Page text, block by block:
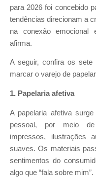
para 2026 foi concebido
tendências direcionam a
na conexão emocional
afirma.
A seguir, confira os sete
marcar o varejo de
1. Papelaria afetiva
A papelaria afetiva
pessoal, por meio de
impressos, ilustrações
suaves. Os materiais
sentimentos do
algo que “fala sobre mim”.